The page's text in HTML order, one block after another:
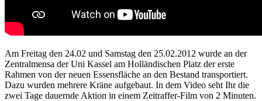
Am Freitag den 24.02 und Samstag den 25.02.2012 wurde an der
Zentralmensa der Uni Kassel am Holländischen Platz der erste
Rahmen von der neuen Essensfläche an den Bestand transportiert.
Dazu wurden mehrere Kräne aufgebaut. In dem Video seht Ihr die
zwei Tage dauernde Aktion in einem Zeitraffer-Film von 2 Minuten.